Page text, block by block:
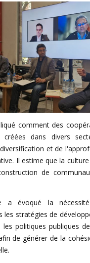
comment des
dans divers
et de
Il estime que la
de
a évoqué la
les stratégies de
politiques publiques
de générer de la